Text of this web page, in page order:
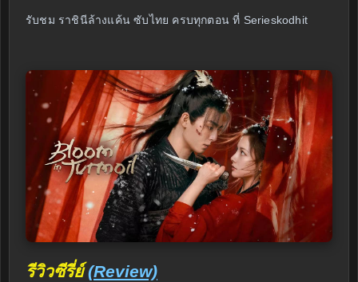
รับชม ราชินีล้างแค้น ซับไทย ครบทุกตอน ที่ Serieskodhit
รีวิวซีรี่ย์(Review)